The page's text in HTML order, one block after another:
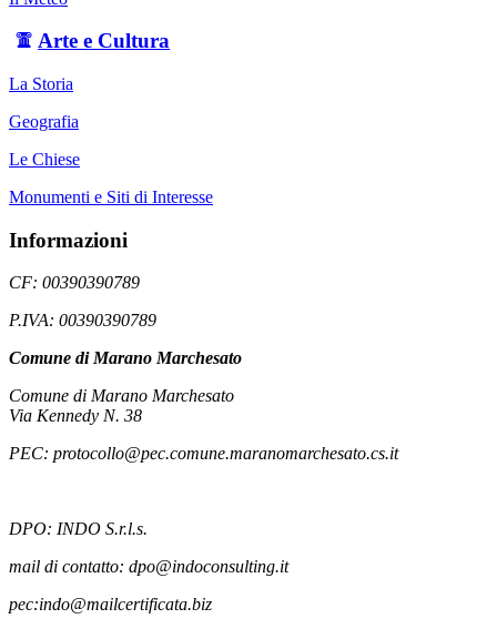
Arte e Cultura
La Storia
Geografia
Le Chiese
Monumenti e Siti di Interesse
Informazioni
CF: 00390390789
P.IVA: 00390390789
Comune di Marano Marchesato
Comune di Marano Marchesato
Via Kennedy N. 38
PEC: protocollo@pec.comune.maranomarchesato.cs.it
DPO: INDO S.r.l.s.
mail di contatto: dpo@indoconsulting.it
pec:indo@mailcertificata.biz